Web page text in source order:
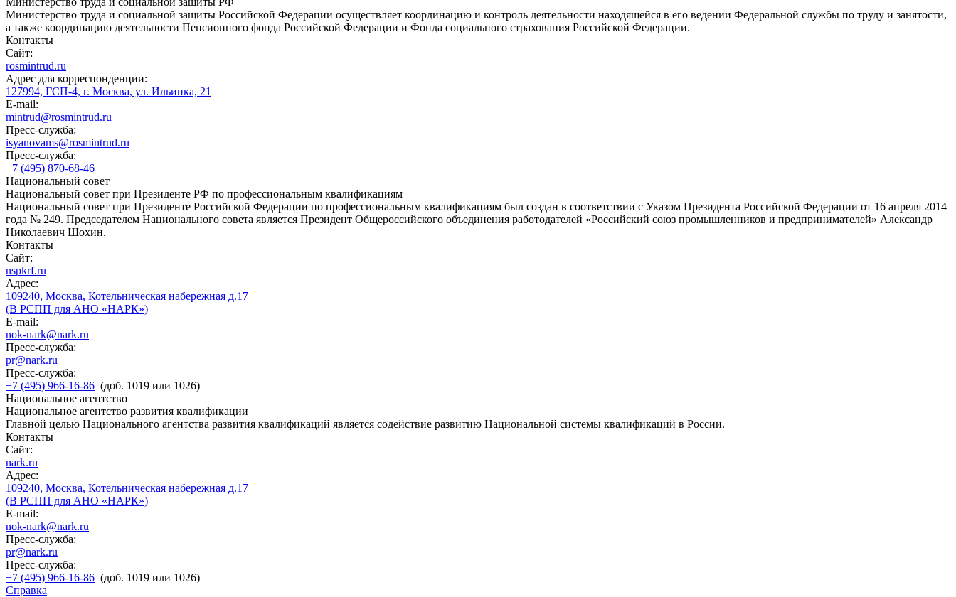
Министерство труда и социальной защиты Российской Федерации осуществляет координацию и контроль деятельности находящейся в его ведении Федеральной службы по труду и занятости,
а также координацию деятельности Пенсионного фонда Российской Федерации и Фонда социального страхования Российской Федерации.
Контакты
Сайт:
rosmintrud.ru
Адрес для корреспонденции:
127994, ГСП-4, г. Москва, ул. Ильинка, 21
E-mail:
mintrud@rosmintrud.ru
Пресс-служба:
isyanovams@rosmintrud.ru
Пресс-служба:
+7 (495) 870-68-46
Национальный совет
Национальный совет при Президенте РФ по профессиональным квалификациям
Национальный совет при Президенте Российской Федерации по профессиональным квалификациям был создан в соответствии с Указом Президента Российской Федерации от 16 апреля 2014
года № 249. Председателем Национального совета является Президент Общероссийского объединения работодателей «Российский союз промышленников и предпринимателей» Александр
Николаевич Шохин.
Контакты
Сайт:
nspkrf.ru
Адрес:
109240, Москва, Котельническая набережная д.17
(В РСПП для АНО «НАРК»)
E-mail:
nok-nark@nark.ru
Пресс-служба:
pr@nark.ru
Пресс-служба:
+7 (495) 966-16-86 (доб. 1019 или 1026)
Национальное агентство
Национальное агентство развития квалификации
Главной целью Национального агентства развития квалификаций является содействие развитию Национальной системы квалификаций в России.
Контакты
Сайт:
nark.ru
Адрес:
109240, Москва, Котельническая набережная д.17
(В РСПП для АНО «НАРК»)
E-mail:
nok-nark@nark.ru
Пресс-служба:
pr@nark.ru
Пресс-служба:
+7 (495) 966-16-86 (доб. 1019 или 1026)
Справка